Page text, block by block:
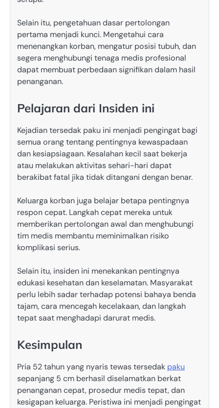
Selain itu, pengetahuan dasar pertolongan
pertama menjadi kunci. Mengetahui cara
menenangkan korban, mengatur posisi tubuh, dan
segera menghubungi tenaga medis profesional
dapat membuat perbedaan signifikan dalam hasil
penanganan.
Pelajaran dari Insiden ini
Kejadian tersedak paku ini menjadi pengingat bagi
semua orang tentang pentingnya kewaspadaan
dan kesiapsiagaan. Kesalahan kecil saat bekerja
atau melakukan aktivitas sehari-hari dapat
berakibat fatal jika tidak ditangani dengan benar.
Keluarga korban juga belajar betapa pentingnya
respon cepat. Langkah cepat mereka untuk
memberikan pertolongan awal dan menghubungi
tim medis membantu meminimalkan risiko
komplikasi serius.
Selain itu, insiden ini menekankan pentingnya
edukasi kesehatan dan keselamatan. Masyarakat
perlu lebih sadar terhadap potensi bahaya benda
tajam, cara mencegah kecelakaan, dan langkah
tepat saat menghadapi darurat medis.
Kesimpulan
Pria 52 tahun yang nyaris tewas tersedak paku
sepanjang 5 cm berhasil diselamatkan berkat
penanganan cepat, prosedur medis tepat, dan
kesigapan keluarga. Peristiwa ini menjadi pengingat